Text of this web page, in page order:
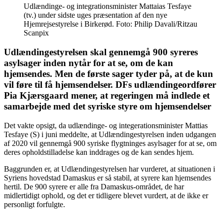
Udlændinge- og integrationsminister Mattaias Tesfaye
(tv.) under sidste uges præsentation af den nye
Hjemrejsestyrelse i Birkerød. Foto: Philip Davali/Ritzau
Scanpix
Udlændingestyrelsen skal gennemgå 900 syreres
asylsager inden nytår for at se, om de kan
hjemsendes. Men de første sager tyder på, at de kun
vil føre til få hjemsendelser. DFs udlændingeordfører
Pia Kjærsgaard mener, at regeringen må indlede et
samarbejde med det syriske styre om hjemsendelser
Det vakte opsigt, da udlændinge- og integerationsminister Mattias
Tesfaye (S) i juni meddelte, at Udlændingestyrelsen inden udgangen
af 2020 vil gennemgå 900 syriske flygtninges asylsager for at se, om
deres opholdstilladelse kan inddrages og de kan sendes hjem.
Baggrunden er, at Udlændingestyrelsen har vurderet, at situationen i
Syriens hovedstad Damaskus er så stabil, at syrere kan hjemsendes
hertil. De 900 syrere er alle fra Damaskus-området, de har
midlertidigt ophold, og det er tidligere blevet vurdert, at de ikke er
personligt forfulgte.